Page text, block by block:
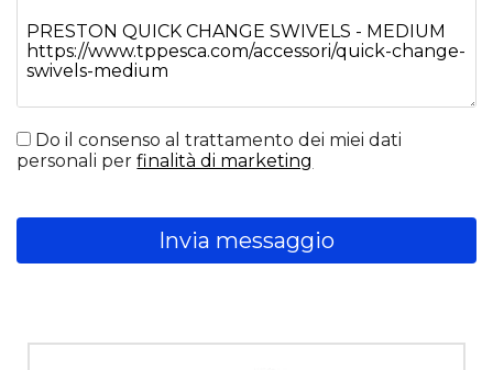
Do il consenso al trattamento dei miei dati
personali perfinalità di marketing
Invia messaggio